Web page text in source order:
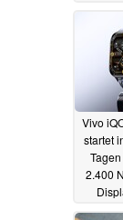
Vivo
startet
2.400